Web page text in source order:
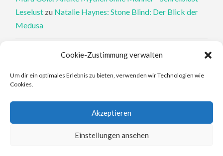
Cookie-Zustimmung verwalten
Um dir ein optimales Erlebnis zu bieten, verwenden wir Technologien wie
Cookies.
Akzeptieren
Einstellungen ansehen
Leselust zu Natalie Haynes: Stone Blind: Der Blick der
Medusa
Philippa Perry: Die Therapeutin und ihre Mörder: Dr. Pat
Philippa Perry: Das Buch, von dem du dir wünschst, deine
Elena Ferrante: An den Rändern - Schreiblust Leselust
Elena Ferrante: Die Geschichte des verlorenen Kindes